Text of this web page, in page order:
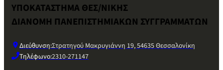
ΥΠΟΚΑΤΑΣΤΗΜΑ ΘΕΣ/ΝΙΚΗΣ
ΔΙΑΝΟΜΗ ΠΑΝΕΠΙΣΤΗΜΙΑΚΩΝ ΣΥΓΓΡΑΜΜΑΤΩΝ
Διεύθυνση:Στρατηγού Μακρυγιάννη 19, 54635 Θεσσαλονίκη
Τηλέφωνο:2310-271147